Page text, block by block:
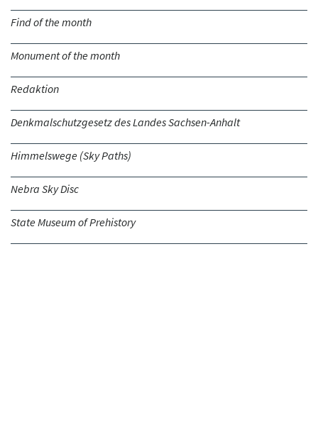
Find of the month
Monument of the month
Redaktion
Denkmalschutzgesetz des Landes Sachsen-Anhalt
Himmelswege (Sky Paths)
Nebra Sky Disc
State Museum of Prehistory